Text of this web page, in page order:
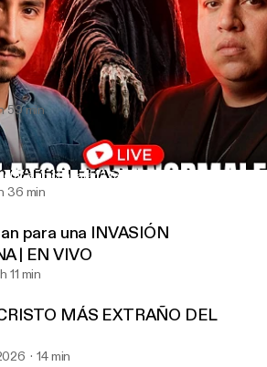
a un charlatán? Tarot y verdades incómodas |
le hizo un AMARRE a su hijo |
REALES
59 min
durante kilómetros |
CARRETERAS
36 min
para una INVASIÓN
| EN VIVO
11 min
MÁS EXTRAÑO DEL
14 min